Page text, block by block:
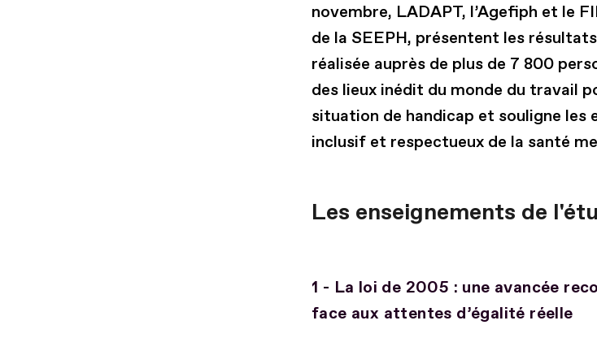
novembre, LADAPT, l’Agefiph et le
de la SEEPH, présentent les
réalisée auprès de plus de 7 800
des lieux inédit du monde du travail
situation de handicap et souligne les
inclusif et respectueux de la santé
Les enseignements de
1 - La loi de 2005 : une avancée
face aux attentes d’égalité réelle